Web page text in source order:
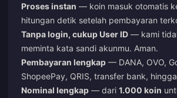
Proses instan — koin masuk otomatis
hitungan detik setelah pembayaran
Tanpa login, cukup User ID — kami
meminta kata sandi akunmu. Aman.
Pembayaran lengkap — DANA, OVO,
ShopeePay, QRIS, transfer bank,
Nominal lengkap — dari 1.000 koin